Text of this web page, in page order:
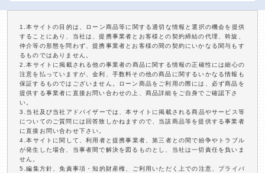
1.本サイトの目的は、ローン商品等に関する適切な情報と選択の機会を提供
することにあり、当社は、提携事業者とお客様との契約締結の代理、斡旋、
仲介等の形態を問わず、提携事業者とお客様の間の契約にいかなる関与もす
るものではありません。
2.本サイトに掲載される他の事業者の商品に関する情報の正確性には細心の
注意を払っていますが、金利、手数料その他の商品に関するいかなる情報も
保証するものではございません。ローン商品をご利用の際には、必ず商品を
提供する事業者に直接お問い合わせの上、商品詳細をご自身でご確認下さ
い。
3.当社及び当社アドバイザーでは、本サイトに掲載される商品やサービス等
についてのご質問には回答致しかねますので、当該商品等を提供する事業者
に直接お問い合わせ下さい。
4.本サイトに関して、利用者と提携事業者、第三者との間で紛争やトラブル
が発生した場合、当事者間で解決を図るものとし、当社は一切責任を負いま
せん。
5.編集方針、免責事項・知的財産権、ご利用いただく上での注意、プライバ